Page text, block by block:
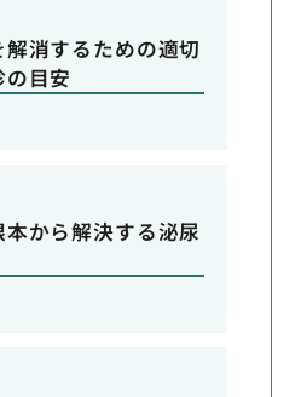
消するための適切
目安
から解決する泌尿